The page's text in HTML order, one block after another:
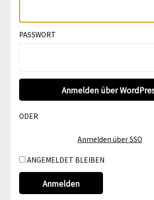
PASSWORT
ODER
Anmelden über SSO
ANGEMELDET BLEIBEN
Anmelden